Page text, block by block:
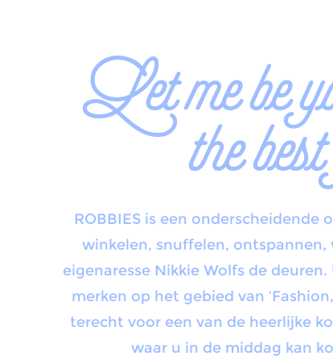
Let me be
the
ROBBIES is een
winkelen, snuffelen, ontspannen,
eigenaresse Nikkie Wolfs de
merken op het gebied van
terecht voor een van de heerlijke
waar u in de middag kan